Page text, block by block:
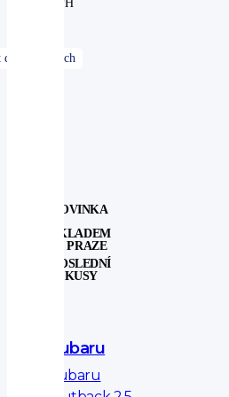
DPH
Subaru
Subaru
NOVINKA
SKLADEM
V PRAZE
POSLEDNÍ
KUSY